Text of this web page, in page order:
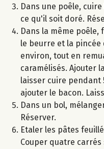
Dans une poêle,
ce qu'il soit doré.
Dans la même
le beurre et la pincée
environ, tout en
caramélisés. Ajouter
laisser cuire pendant
ajouter le bacon.
Dans un bol,
Réserver.
Etaler les pâtes
Couper quatre